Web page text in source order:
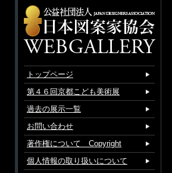
トップページ
第４６回京都こども美術展
過去の展示一覧
お問い合わせ
著作権について Copyright
個人情報の取り扱いについて